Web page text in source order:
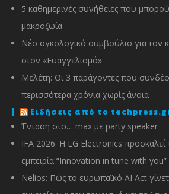
5 καθημερινές συνήθειες που
μακροζωία
Νέο ογκολογικό συμβούλιο για τον
στον «Ευαγγελισμό»
Μελέτη: Οι 3 παράγοντες που
περισσότερα χρόνια χωρίς άνοια
Ειδήσεις από το
Ένταση στο… max με party speaker
IFA 2026: Η LG Electronics προσκαλεί
εμπειρία “Innovation in tune with you”
Nelios: Πώς το ευρωπαϊκό AI Act